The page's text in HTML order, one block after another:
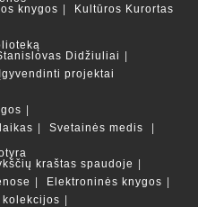
knygos Kultūros Kurortas
Didžiuliai
Įgyvendinti projektai
Svetainės medis
kraštas spaudoje
Elektroninės knygos
kolekcijos